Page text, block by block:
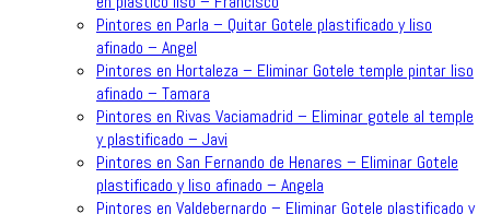
Pintores en Parla – Quitar Gotele plastificado y liso
afinado – Angel
Pintores en Hortaleza – Eliminar Gotele temple pintar liso
afinado – Tamara
Pintores en Rivas Vaciamadrid – Eliminar gotele al temple
y plastificado – Javi
Pintores en San Fernando de Henares – Eliminar Gotele
plastificado y liso afinado – Angela
Pintores en Valdebernardo – Eliminar Gotele plastificado y